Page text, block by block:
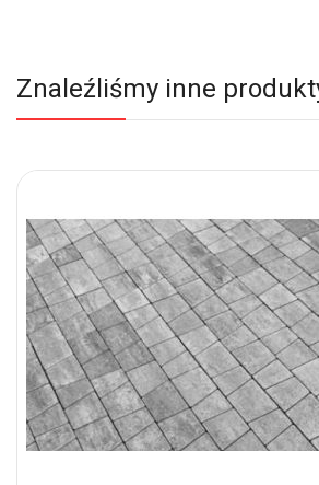
Znaleźliśmy inne